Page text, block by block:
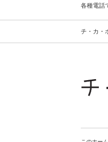
各種電話
チ・カ・